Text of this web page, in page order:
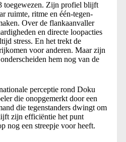
toegewezen. Zijn profiel blijft
ruimte, ritme en één-tegen-
Over de flankaanvaller
en directe loopacties
stress. En het trekt de
voor anderen. Maar zijn
hem nog van de
perceptie rond Doku
die onopgemerkt door een
die tegenstanders dwingt om
zijn efficiëntie het punt
nog een streepje voor heeft.